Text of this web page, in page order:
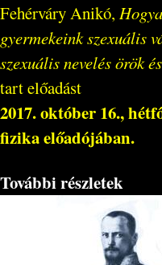
Fehérváry Anikó,
gyermekeink szexuális
szexuális nevelés örök
tart előadást
2017. október 16.,
fizika előadójában.
További részletek